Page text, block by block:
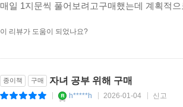
매일 1지문씩 풀어보려고구매했는데 계획적
이 리뷰가 도움이 되었나요?
종이책 구매 자녀 공부 위해 구매
h*****h 2026-01-04 신고